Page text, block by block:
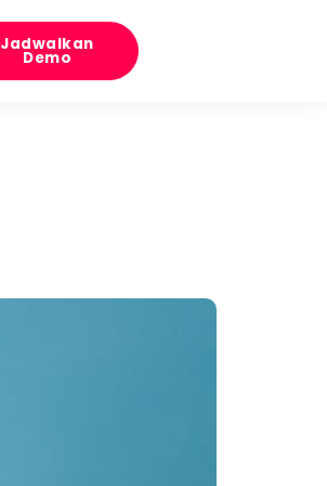
Jadwalkan
Demo